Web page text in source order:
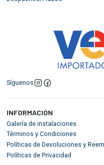
Síguenos
INFORMACIÓN
Galería de instalaciones
Términos y Condiciones
Políticas de Devoluciones y
Políticas de Privacidad